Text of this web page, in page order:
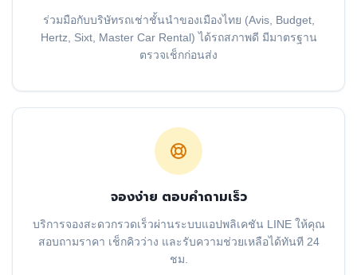
ร่วมมือกับบริษัทรถเช่าชั้นนำของเมืองไทย (Avis, Budget,
Hertz, Sixt, Master Car Rental) ได้รถสภาพดี มีมาตรฐาน
ตรวจเช็กก่อนส่ง
จองง่าย ตอบคำถามเร็ว
บริการจองสะดวกรวดเร็วผ่านระบบแอปพลิเคชัน LINE ให้คุณ
สอบถามราคา เช็กคิวว่าง และรับความช่วยเหลือได้ทันที 24
ชม.